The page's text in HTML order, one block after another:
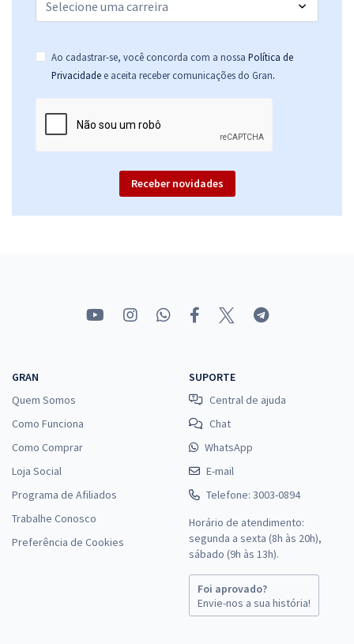
Ao cadastrar-se, você concorda com a nossa Política de
Privacidade e aceita receber comunicações do Gran.
Receber novidades
GRAN
Quem Somos
Como Funciona
Como Comprar
Loja Social
Programa de Afiliados
Trabalhe Conosco
Preferência de Cookies
SUPORTE
Central de ajuda
Chat
WhatsApp
E-mail
Telefone: 3003-0894
Horário de atendimento:
segunda a sexta (8h às 20h),
sábado (9h às 13h).
Foi aprovado?
Envie-nos a sua história!